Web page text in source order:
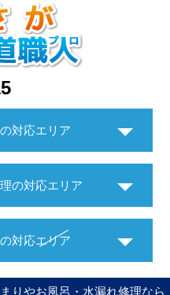
対応エリア
の対応エリア
対応エリア
りやお風呂・水漏れ修理なら